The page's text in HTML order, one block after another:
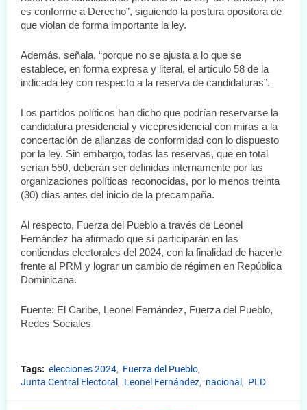
es conforme a Derecho”, siguiendo la postura opositora de
que violan de forma importante la ley.
Además, señala, “porque no se ajusta a lo que se
establece, en forma expresa y literal, el artículo 58 de la
indicada ley con respecto a la reserva de candidaturas”.
Los partidos políticos han dicho que podrían reservarse la
candidatura presidencial y vicepresidencial con miras a la
concertación de alianzas de conformidad con lo dispuesto
por la ley. Sin embargo, todas las reservas, que en total
serían 550, deberán ser definidas internamente por las
organizaciones políticas reconocidas, por lo menos treinta
(30) días antes del inicio de la precampaña.
Al respecto, Fuerza del Pueblo a través de Leonel
Fernández ha afirmado que sí participarán en las
contiendas electorales del 2024, con la finalidad de hacerle
frente al PRM y lograr un cambio de régimen en República
Dominicana.
Fuente: El Caribe, Leonel Fernández, Fuerza del Pueblo,
Redes Sociales
Tags: elecciones 2024
Fuerza del Pueblo
Junta Central Electoral
Leonel Fernández nacional PLD